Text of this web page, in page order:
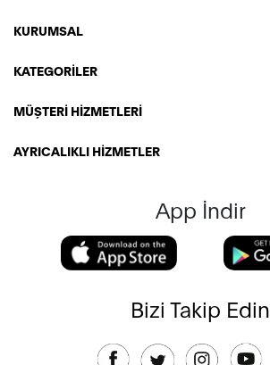
KURUMSAL
KATEGORİLER
MÜŞTERİ HİZMETLERİ
AYRICALIKLI HİZMETLER
App İndir
Bizi Takip Edin